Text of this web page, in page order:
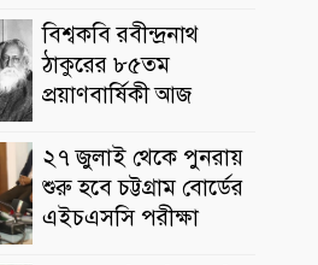
বিশ্বকবি রবীন্দ্রনাথ
ঠাকুরের ৮৫তম
প্রয়াণবার্ষিকী আজ
২৭ জুলাই থেকে পুনরায়
শুরু হবে চট্টগ্রাম বোর্ডের
এইচএসসি পরীক্ষা